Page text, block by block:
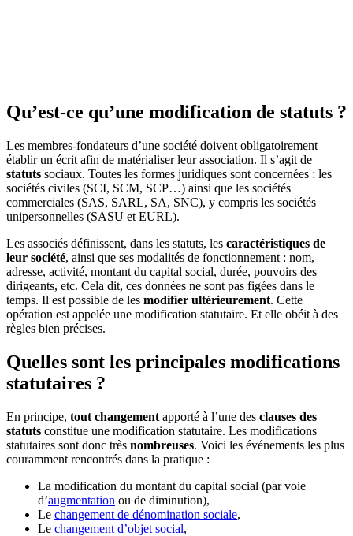
Qu’est-ce qu’une modification de statuts ?
Les membres-fondateurs d’une société doivent obligatoirement
établir un écrit afin de matérialiser leur association. Il s’agit de
statuts sociaux. Toutes les formes juridiques sont concernées : les
sociétés civiles (SCI, SCM, SCP…) ainsi que les sociétés
commerciales (SAS, SARL, SA, SNC), y compris les sociétés
unipersonnelles (SASU et EURL).
Les associés définissent, dans les statuts, les caractéristiques de
leur société, ainsi que ses modalités de fonctionnement : nom,
adresse, activité, montant du capital social, durée, pouvoirs des
dirigeants, etc. Cela dit, ces données ne sont pas figées dans le
temps. Il est possible de les modifier ultérieurement. Cette
opération est appelée une modification statutaire. Et elle obéit à des
règles bien précises.
Quelles sont les principales modifications
statutaires ?
En principe, tout changement apporté à l’une des clauses des
statuts constitue une modification statutaire. Les modifications
statutaires sont donc très nombreuses. Voici les événements les plus
couramment rencontrés dans la pratique :
La modification du montant du capital social (par voie
d’augmentation ou de diminution),
Le changement de dénomination sociale,
Le changement d’objet social,